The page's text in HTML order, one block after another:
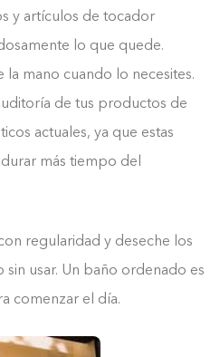
y artículos de tocador
lo que quede.
la mano cuando lo necesites.
de tus productos de
actuales, ya que estas
más tiempo del
regularidad y deseche los
sin usar. Un baño ordenado es
comenzar el día.